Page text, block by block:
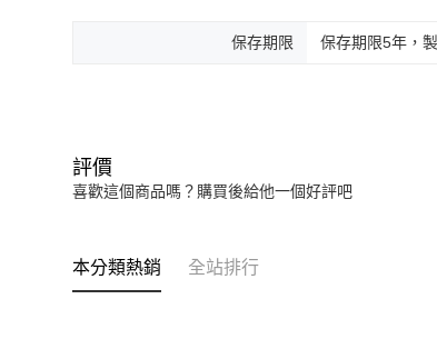
保存期限 保存期限5年，
評價
喜歡這個商品嗎？購買後給他一個好評吧
本分類熱銷 全站排行